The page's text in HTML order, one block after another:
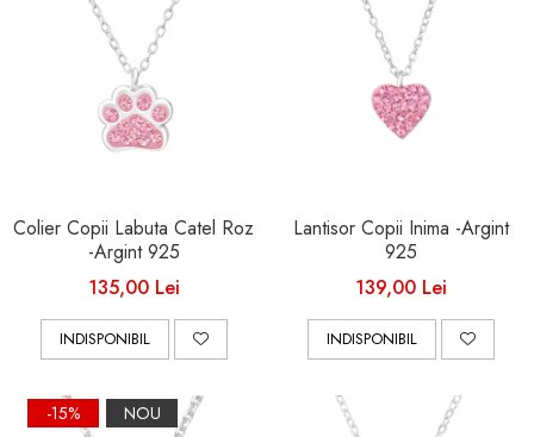
Colier Copii Labuta Catel Roz
-Argint 925
135,00 Lei
INDISPONIBIL
Lantisor Copii Inima -Argint
925
139,00 Lei
INDISPONIBIL
-15% NOU